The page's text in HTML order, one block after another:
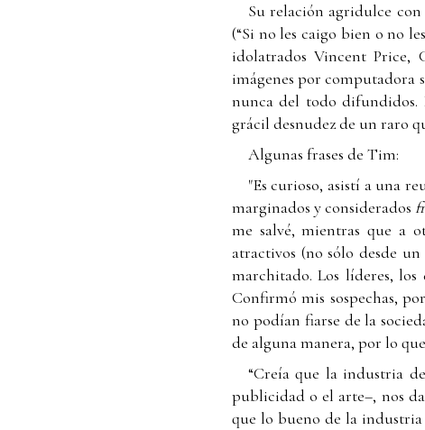
Su relación agridulce
(“Si no les caigo bien o no
idolatrados Vincent
imágenes por computadora
nunca del todo difundidos.
grácil desnudez de un raro
Algunas frases de Tim:
"Es curioso, asistí a una
marginados y considerados
me salvé, mientras que a
atractivos (no sólo desde
marchitado. Los líderes,
Confirmó mis sospechas,
no podían fiarse de la
de alguna manera, por lo
“Creía que la industria
publicidad o el arte–, nos
que lo bueno de la industria